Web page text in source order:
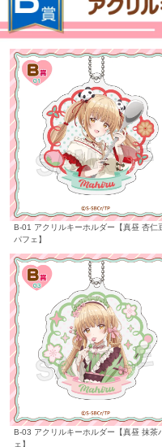
B-01 アクリルキーホルダー【真昼 杏仁
パフェ】
B-03 アクリルキーホルダー【真昼 抹茶
ェ】